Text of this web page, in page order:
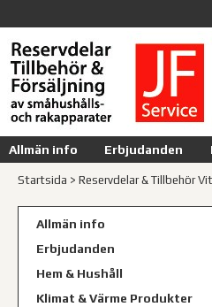
Allmän info Erbjudanden
Startsida > Reservdelar & Tillbehör
Allmän info
Erbjudanden
Hem & Hushåll
Klimat & Värme Produkter